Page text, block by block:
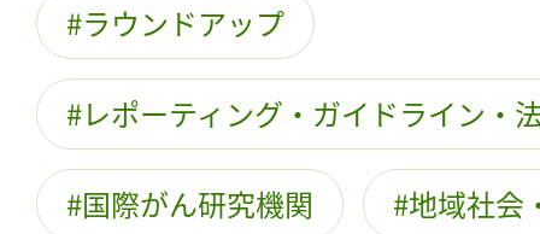
ラウンドアップ
レポーティング・ガイドライン・
国際がん研究機関 地域社会